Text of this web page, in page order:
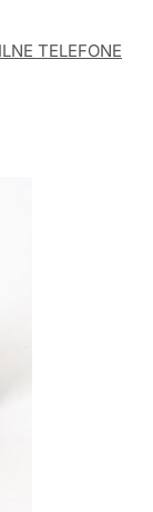
TELEFONE